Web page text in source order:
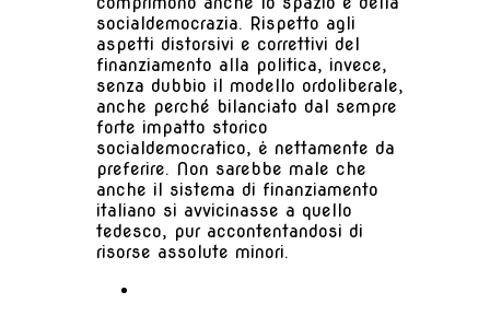
socialdemocrazia. Rispetto agli
aspetti distorsivi e correttivi del
finanziamento alla politica, invece,
senza dubbio il modello ordoliberale,
anche perché bilanciato dal sempre
forte impatto storico
socialdemocratico, ė nettamente da
preferire. Non sarebbe male che
anche il sistema di finanziamento
italiano si avvicinasse a quello
tedesco, pur accontentandosi di
risorse assolute minori.